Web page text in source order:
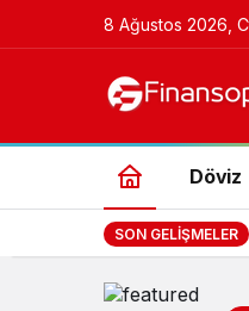
8 Ağustos 2026,
Döviz
SON GELIŞMELER